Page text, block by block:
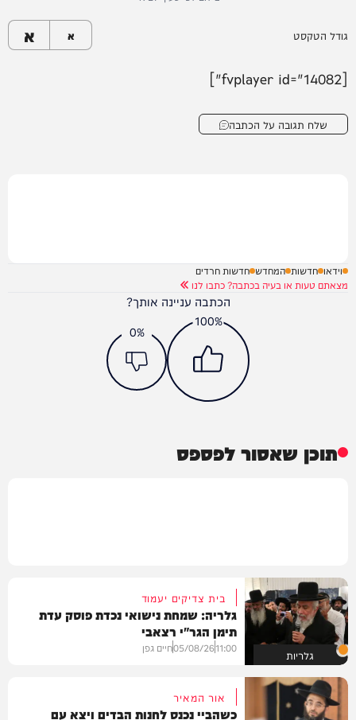
גודל הטקסט א א
[fvplayer id="14082"]
שלח תגובה על הכתבה
וידאו חדשות המחדש חדשות חרדים
מצאתם טעות או בעיה בכתבה? כתבו לנו
הכתבה עניינה אותך?
100%
0%
תוכן שאסור לפספס
גלריות
בית צדיקים יעמוד
גלריה: שמחת נישואי נכדת פוסק עדת
תימן הגר"י רצאבי
11:00
05/08/26חיים גפן
אור המאיר
כשהביי נכנס לחנות הבדים ויצא עם